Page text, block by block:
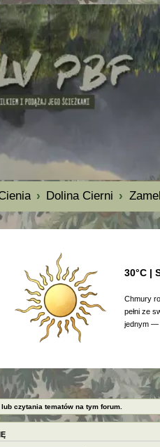
Dolina Cierni
30°C |
Chmury
pełni ze
jednym —
czytania tematów na tym forum.